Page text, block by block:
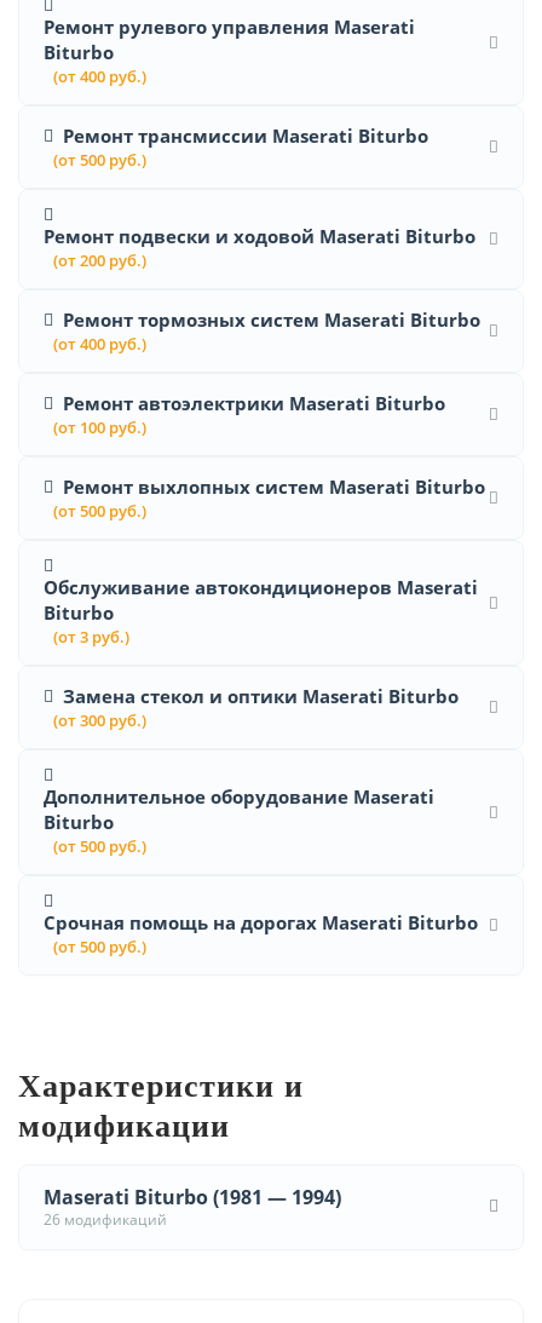
Ремонт рулевого управления Maserati
Biturbo
(от 400 руб.)
Ремонт трансмиссии Maserati Biturbo
(от 500 руб.)
Ремонт подвески и ходовой Maserati Biturbo
(от 200 руб.)
Ремонт тормозных систем Maserati Biturbo
(от 400 руб.)
Ремонт автоэлектрики Maserati Biturbo
(от 100 руб.)
Ремонт выхлопных систем Maserati Biturbo
(от 500 руб.)
Обслуживание автокондиционеров Maserati
Biturbo
(от 3 руб.)
Замена стекол и оптики Maserati Biturbo
(от 300 руб.)
Дополнительное оборудование Maserati
Biturbo
(от 500 руб.)
Срочная помощь на дорогах Maserati Biturbo
(от 500 руб.)
Характеристики и
модификации
Maserati Biturbo (1981 — 1994)
26 модификаций